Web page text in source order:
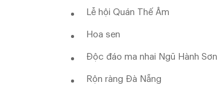
Lễ hội Quán Thế Âm
Hoa sen
Độc đáo ma nhai Ngũ Hành Sơn
Rộn ràng Đà Nẵng